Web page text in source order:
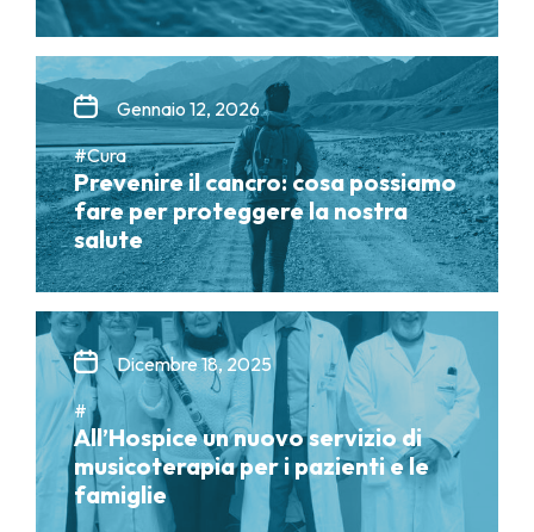
Gennaio 12, 2026
#Cura
Prevenire il cancro: cosa possiamo
fare per proteggere la nostra
salute
Dicembre 18, 2025
#
All’Hospice un nuovo servizio di
musicoterapia per i pazienti e le
famiglie